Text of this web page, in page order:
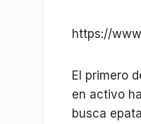
https://
El primero
en activo
busca